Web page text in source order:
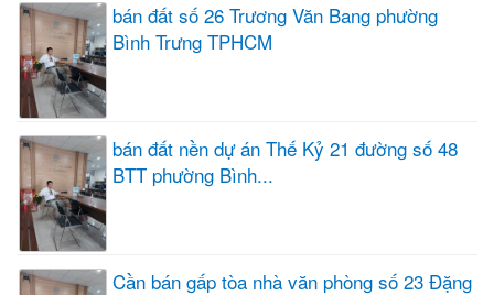
bán đất số 26 Trương Văn Bang phường
Bình Trưng TPHCM
bán đất nền dự án Thế Kỷ 21 đường số 48
BTT phường Bình...
Cần bán gấp tòa nhà văn phòng số 23 Đặng